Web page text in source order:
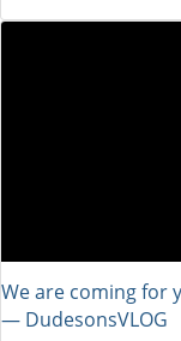
We are coming for
― DudesonsVLOG